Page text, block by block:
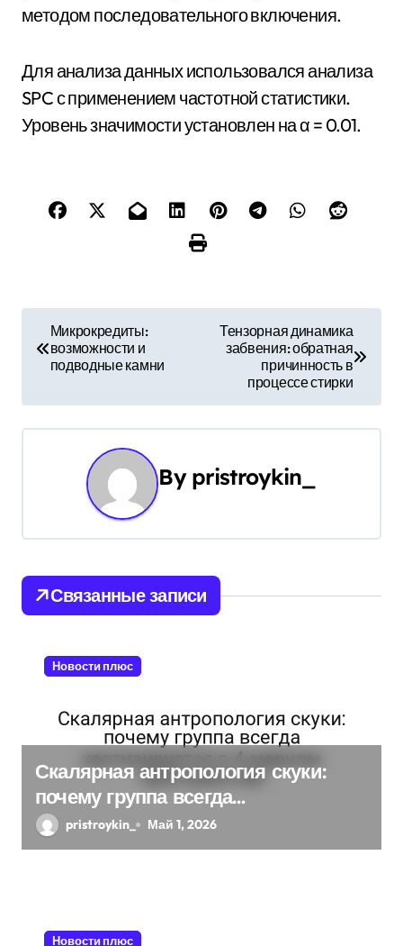
методом последовательного включения.
Для анализа данных использовался анализа
SPC с применением частотной статистики.
Уровень значимости установлен на α = 0.01.
в
и
ц
и
я
п
и
Микрокредиты:
возможности и
подводные камни
Тензорная динамика
забвения: обратная
причинность в
процессе стирки
By pristroykin_
Связанные записи
Новости плюс
Скалярная антропология скуки:
почему группа всегда
хаотизируется в 4-мерном
пространстве
pristroykin_ Май 1, 2026
Новости плюс